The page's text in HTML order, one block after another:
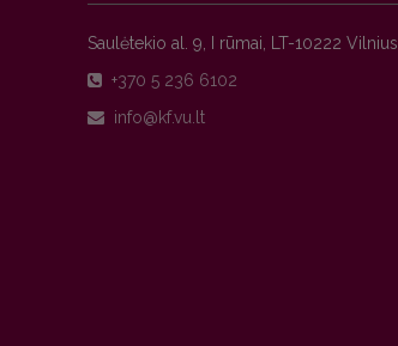
Saulėtekio al. 9, I rūmai, LT-10222 Vilnius
+370 5 236 6102